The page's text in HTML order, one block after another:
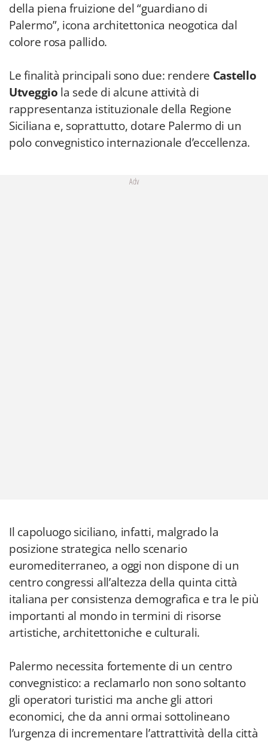
della piena fruizione del “guardiano di
Palermo”, icona architettonica neogotica dal
colore rosa pallido.
Le finalità principali sono due: rendere Castello
Utveggio la sede di alcune attività di
rappresentanza istituzionale della Regione
Siciliana e, soprattutto, dotare Palermo di un
polo convegnistico internazionale d’eccellenza.
Adv
Il capoluogo siciliano, infatti, malgrado la
posizione strategica nello scenario
euromediterraneo, a oggi non dispone di un
centro congressi all’altezza della quinta città
italiana per consistenza demografica e tra le più
importanti al mondo in termini di risorse
artistiche, architettoniche e culturali.
Palermo necessita fortemente di un centro
convegnistico: a reclamarlo non sono soltanto
gli operatori turistici ma anche gli attori
economici, che da anni ormai sottolineano
l’urgenza di incrementare l’attrattività della città